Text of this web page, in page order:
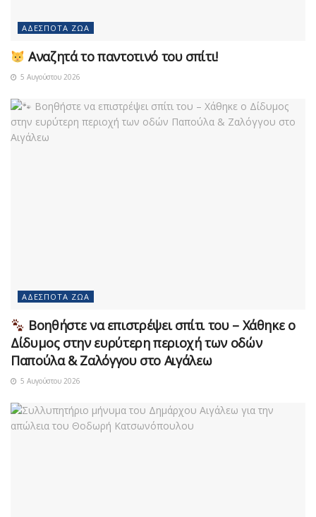
ΑΔΈΣΠΟΤΑ ΖΏΑ
Αναζητά το παντοτινό του σπίτι!
5 Αυγούστου 2026
ΑΔΈΣΠΟΤΑ ΖΏΑ
Βοηθήστε να επιστρέψει σπίτι του – Χάθηκε ο
Δίδυμος στην ευρύτερη περιοχή των οδών
Παπούλα & Ζαλόγγου στο Αιγάλεω
5 Αυγούστου 2026